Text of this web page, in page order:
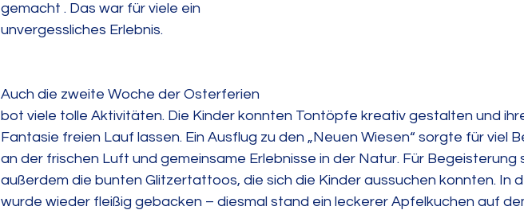
gemacht . Das war für viele ein
unvergessliches Erlebnis.
Auch die zweite Woche der Osterferien
bot viele tolle Aktivitäten. Die Kinder konnten Tontöpfe kreativ gestalten und
Fantasie freien Lauf lassen. Ein Ausflug zu den „Neuen Wiesen“ sorgte für viel
an der frischen Luft und gemeinsame Erlebnisse in der Natur. Für Begeisterung
außerdem die bunten Glitzertattoos, die sich die Kinder aussuchen konnten. In
wurde wieder fleißig gebacken – diesmal stand ein leckerer Apfelkuchen auf